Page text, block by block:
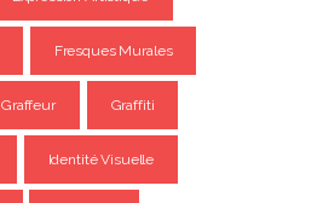
Fresques Murales
Graffeur Graffiti
Identité Visuelle